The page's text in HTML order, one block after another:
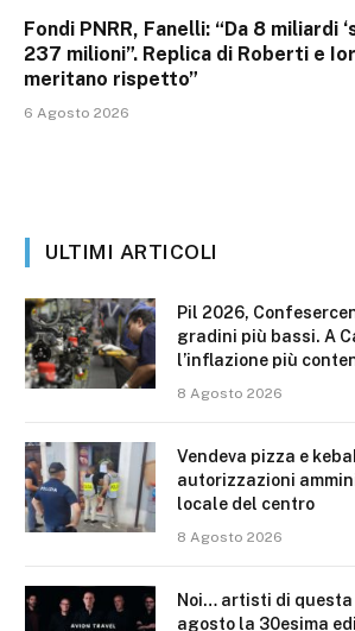
Fondi PNRR, Fanelli: “Da 8 miliardi
237 milioni”. Replica di Roberti e
meritano rispetto”
6 Agosto 2026
ULTIMI ARTICOLI
Pil 2026,
gradini più bassi. A
l’inflazione più
8 Agosto 2026
Vendeva pizza e
autorizzazioni
locale del centro
8 Agosto 2026
Noi… artisti di questa
agosto la 30esima